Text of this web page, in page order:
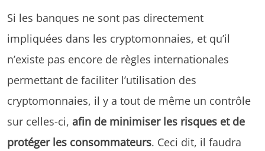
Si les banques ne sont pas directement
impliquées dans les cryptomonnaies, et qu’il
n’existe pas encore de règles internationales
permettant de faciliter l’utilisation des
cryptomonnaies, il y a tout de même un contrôle
sur celles-ci, afin de minimiser les risques et de
protéger les consommateurs. Ceci dit, il faudra